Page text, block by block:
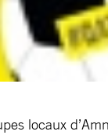
locaux